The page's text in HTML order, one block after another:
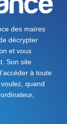
des maires
décrypter
et vous
Son site
à toute
quand